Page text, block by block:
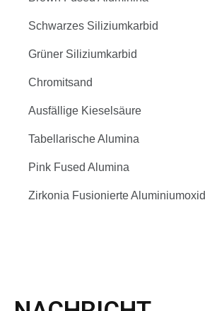
Schwarzes Siliziumkarbid
Grüner Siliziumkarbid
Chromitsand
Ausfällige Kieselsäure
Tabellarische Alumina
Pink Fused Alumina
Zirkonia Fusionierte Aluminiumoxid